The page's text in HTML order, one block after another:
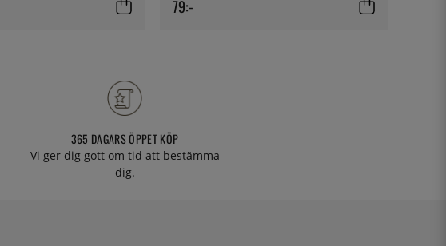
79:-
365 DAGARS ÖPPET KÖP
Vi ger dig gott om tid att bestämma
dig.